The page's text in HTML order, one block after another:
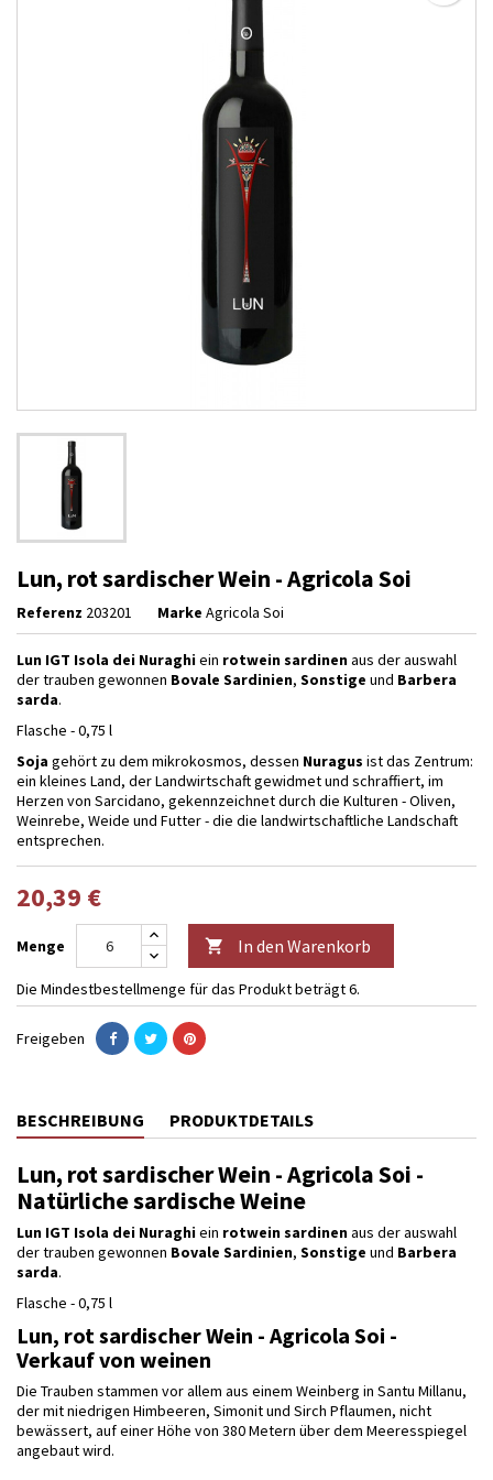
Lun, rot sardischer Wein - Agricola Soi
Referenz 203201 Marke Agricola Soi
Lun IGT Isola dei Nuraghiein rotweinsardinenaus der auswahl
der trauben gewonnen Bovale Sardinien, Sonstige und Barbera
sarda.
Flasche - 0,75 l
Soja gehört zu dem mikrokosmos, dessen Nuragus ist das Zentrum:
ein kleines Land, der Landwirtschaft gewidmet und schraffiert, im
Herzen von Sarcidano, gekennzeichnet durch die Kulturen - Oliven,
Weinrebe, Weide und Futter - die die landwirtschaftliche Landschaft
entsprechen.
20,39 €
Menge  In den Warenkorb
Die Mindestbestellmenge für das Produkt beträgt 6.
Freigeben
BESCHREIBUNG PRODUKTDETAILS
Lun, rot sardischer Wein - Agricola Soi -
Natürliche sardische Weine
Lun IGT Isola dei Nuraghiein rotweinsardinenaus der auswahl
der trauben gewonnen Bovale Sardinien, Sonstige und Barbera
sarda.
Flasche - 0,75 l
Lun, rot sardischer Wein - Agricola Soi -
Verkauf von weinen
Die Trauben stammen vor allem aus einem Weinberg in Santu Millanu,
der mit niedrigen Himbeeren, Simonit und Sirch Pflaumen, nicht
bewässert, auf einer Höhe von 380 Metern über dem Meeresspiegel
angebaut wird.